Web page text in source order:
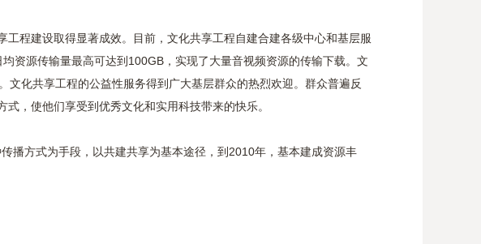
程建设取得显著成效。目前，文化共享工程自建合建各级中心和基层服
资源传输量最高可达到100GB，实现了大量音视频资源的传输下载。文
化共享工程的公益性服务得到广大基层群众的热烈欢迎。群众普遍反
，使他们享受到优秀文化和实用科技带来的快乐。
播方式为手段，以共建共享为基本途径，到2010年，基本建成资源丰